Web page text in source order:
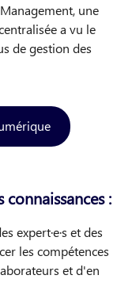
une
a vu le
de gestion des
:
expert·e·s et des
les compétences
et d'en